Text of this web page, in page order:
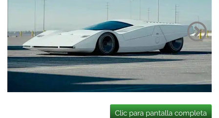
Clic para pantalla completa